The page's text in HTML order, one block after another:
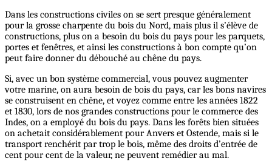
Dans les constructions civiles on se sert presque généralement
pour la grosse charpente du bois du Nord, mais plus il s’élève de
constructions, plus on a besoin du bois du pays pour les parquets,
portes et fenêtres, et ainsi les constructions à bon compte qu’on
peut faire donner du débouché au chêne du pays.
Si, avec un bon système commercial, vous pouvez augmenter
votre marine, on aura besoin de bois du pays, car les bons navires
se construisent en chêne, et voyez comme entre les années 1822
et 1830, lors de nos grandes constructions pour le commerce des
Indes, on a employé du bois du pays. Dans les forêts bien situées
on achetait considérablement pour Anvers et Ostende, mais si le
transport renchérit par trop le bois, même des droits d’entrée de
cent pour cent de la valeur, ne peuvent remédier au mal.